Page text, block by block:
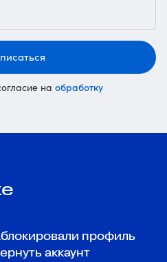
на обработку
профиль
аккаунт